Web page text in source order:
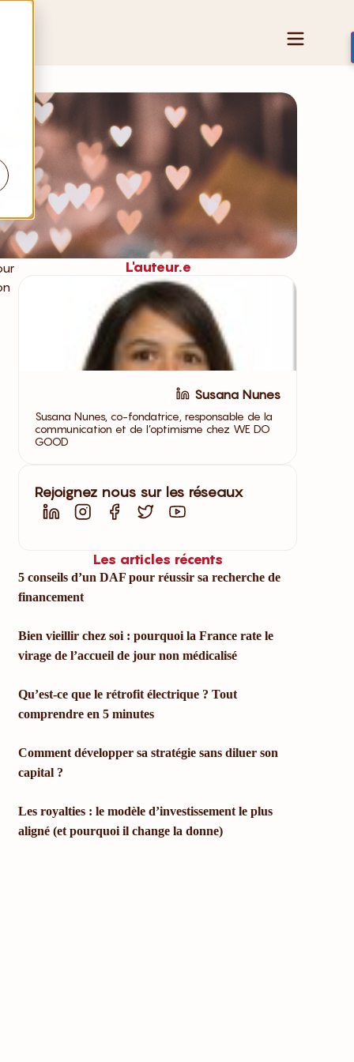
L'auteur.e
Susana Nunes
Susana Nunes, co-fondatrice, responsable de la
communication et de l’optimisme chez WE DO
GOOD
Rejoignez nous sur les réseaux
Les articles récents
5 conseils d’un DAF pour réussir sa recherche de
financement
Bien vieillir chez soi : pourquoi la France rate le
virage de l’accueil de jour non médicalisé
Qu’est-ce que le rétrofit électrique ? Tout
comprendre en 5 minutes
Comment développer sa stratégie sans diluer son
capital ?
Les royalties : le modèle d’investissement le plus
aligné (et pourquoi il change la donne)